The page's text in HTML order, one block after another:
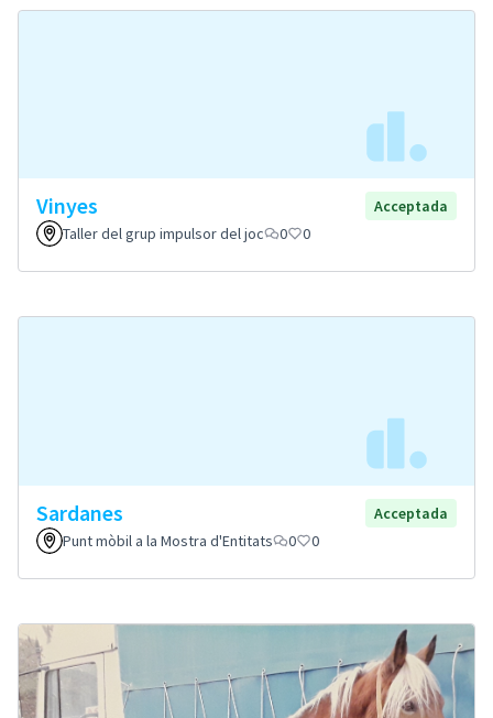
Vinyes
Acceptada
Taller del grup impulsor del joc
0 0
Sardanes
Acceptada
Punt mòbil a la Mostra d'Entitats
0 0